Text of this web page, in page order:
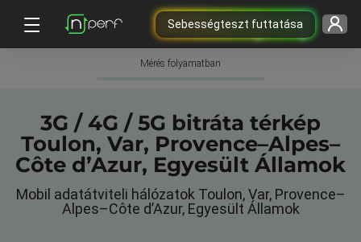
Sebességteszt futtatása
Mérés folyamatban
3G / 4G / 5G bitráta térkép
Toulon, Var, Provence–Alpes–
Côte d’Azur, Egyesült Államok
Mobil adatátviteli hálózatok Toulon, Var, Provence–
Alpes–Côte d’Azur, Egyesült Államok